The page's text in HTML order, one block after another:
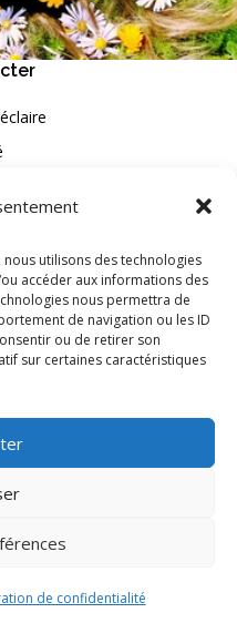
utilisons des technologies
accéder aux informations des
nous permettra de
de navigation ou les ID
ou de retirer son
sur certaines caractéristiques
de confidentialité